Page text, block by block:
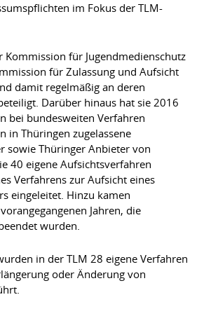
im Fokus der TLM-
Kommission für Jugendmedienschutz
für Zulassung und Aufsicht
damit regelmäßig an deren
Darüber hinaus hat sie 2016
bei bundesweiten Verfahren
in Thüringen zugelassene
sowie Thüringer Anbieter von
40 eigene Aufsichtsverfahren
Verfahrens zur Aufsicht eines
eingeleitet. Hinzu kamen
Jahren, die
wurden.
in der TLM 28 eigene Verfahren
oder Änderung von